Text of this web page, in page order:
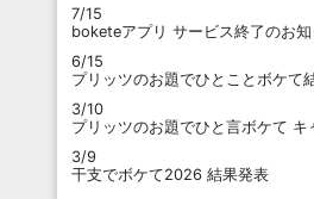
7/15
boketeアプリ サービス終了のお
6/15
プリッツのお題でひとことボケて
3/10
プリッツのお題でひと言ボケて キ
3/9
干支でボケて2026 結果発表